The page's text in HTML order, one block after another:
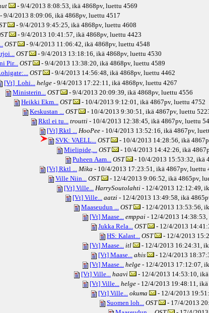
- 9/4/2013 8:08:53, ikä 4868pv, luettu 4569
- 9/4/2013 8:09:06, ikä 4868pv, luettu 4517
- 9/4/2013 9:45:25, ikä 4868pv, luettu 4608
- 9/4/2013 10:41:57, ikä 4868pv, luettu 4423
OST - 9/4/2013 11:06:42, ikä 4868pv, luettu 4548
OST - 9/4/2013 13:18:16, ikä 4868pv, luettu 4530
Pir...OST - 9/4/2013 13:38:20, ikä 4868pv, luettu 4589
OST - 9/4/2013 14:56:48, ikä 4868pv, luettu 4462
[Vt] Lohi...
helge - 9/4/2013 17:22:11, ikä 4868pv, luettu 4267
Ministerin...
OST - 9/4/2013 20:09:39, ikä 4868pv, luettu 4556
Heikki Ekm...
OST - 10/4/2013 9:12:01, ikä 4867pv, luettu 4752
Keskustan ...
OST - 10/4/2013 9:30:51, ikä 4867pv, luettu
Rktl ei tu...
troutti - 10/4/2013 12:38:45, ikä 4867pv, luettu
[Vt] Rktl ...
HooPee - 10/4/2013 13:52:16, ikä 4867pv,
SVK: VAELL...
OST - 10/4/2013 14:28:56, ikä
Mielipide,...
OST - 10/4/2013 14:42:26, ikä
Puheen Aam...
OST - 10/4/2013 15:53:32, ikä
[Vt] Rktl ...
Mika - 10/4/2013 17:23:51, ikä 4867pv, luettu
Ville Niin...
OST - 12/4/2013 9:06:52, ikä 4865pv,
[Vt] Ville...
HarrySoutolahti - 12/4/2013 12:12:49,
[Vt] Ville...
aatzi - 12/4/2013 13:49:58, ikä
Maaseudun ...
OST
- 12/4/2013 13:53:56,
[Vt] Maase...
emppai - 12/4/2013 14:38:53,
Jukka Rela...
OST
- 12/4/2013
HS: Kalast...
OST
- 12/4/2013
[Vt] Maase...
itl
- 12/4/2013 16:24:31,
[Vt] Maase...
ahis
- 12/4/2013
[Vt] Maase...
helge - 12/4/2013 17:12:07,
[Vt] Ville...
haavi - 12/4/2013 14:53:10, ikä
[Vt] Ville...
helge - 12/4/2013 19:48:11, ikä
[Vt] Ville...
okuma
- 12/4/2013
Suomen loh...
OST
- 17/4/2013